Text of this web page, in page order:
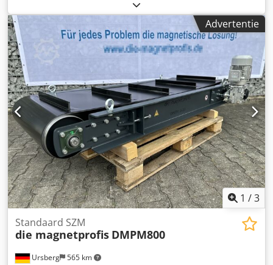
Advertentie
1 /3
Ursberg 565 km
Standaard SZM
die magnetprofis DMPM800